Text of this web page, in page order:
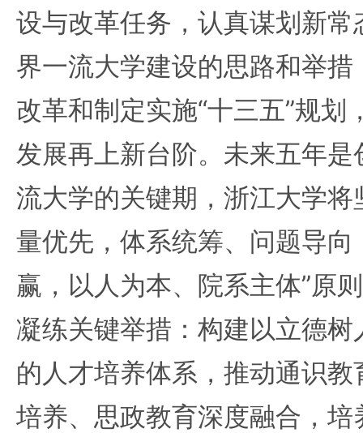
设与改革任务，认真谋划新
界一流大学建设的思路和举
改革和制定实施“十三五”规划
发展再上新台阶。未来五年
流大学的关键期，浙江大学将
量优先，体系统筹、问题导
赢，以人为本、院系主体”原
凝练关键举措：构建以立德
的人才培养体系，推动通识
培养、思政教育深度融合，